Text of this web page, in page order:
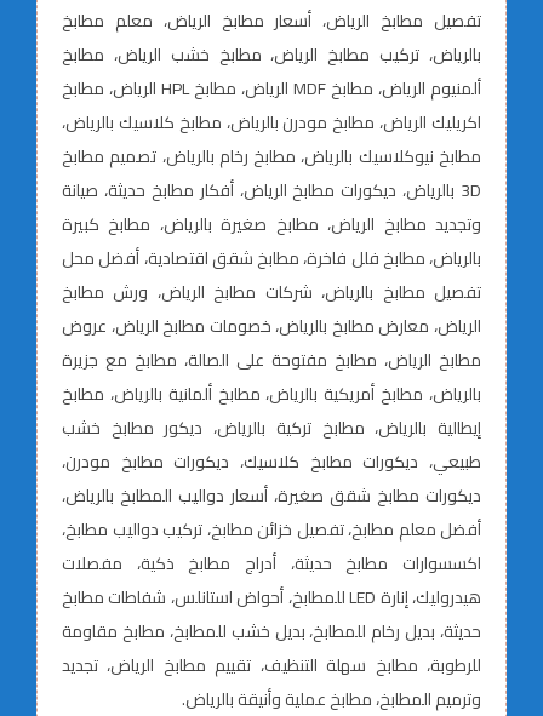
تفصيل مطابخ الرياض، أسعار مطابخ الرياض، معلم مطابخ
بالرياض، تركيب مطابخ الرياض، مطابخ خشب الرياض، مطابخ
ألمنيوم الرياض، مطابخ MDF الرياض، مطابخ HPL الرياض، مطابخ
اكريليك الرياض، مطابخ مودرن بالرياض، مطابخ كلاسيك بالرياض،
مطابخ نيوكلاسيك بالرياض، مطابخ رخام بالرياض، تصميم مطابخ
3D بالرياض، ديكورات مطابخ الرياض، أفكار مطابخ حديثة، صيانة
وتجديد مطابخ الرياض، مطابخ صغيرة بالرياض، مطابخ كبيرة
بالرياض، مطابخ فلل فاخرة، مطابخ شقق اقتصادية، أفضل محل
تفصيل مطابخ بالرياض، شركات مطابخ الرياض، ورش مطابخ
الرياض، معارض مطابخ بالرياض، خصومات مطابخ الرياض، عروض
مطابخ الرياض، مطابخ مفتوحة على الصالة، مطابخ مع جزيرة
بالرياض، مطابخ أمريكية بالرياض، مطابخ ألمانية بالرياض، مطابخ
إيطالية بالرياض، مطابخ تركية بالرياض، ديكور مطابخ خشب
طبيعي، ديكورات مطابخ كلاسيك، ديكورات مطابخ مودرن،
ديكورات مطابخ شقق صغيرة، أسعار دواليب المطابخ بالرياض،
أفضل معلم مطابخ، تفصيل خزائن مطابخ، تركيب دواليب مطابخ،
اكسسوارات مطابخ حديثة، أدراج مطابخ ذكية، مفصلات
هيدروليك، إنارة LED للمطابخ، أحواض استانلس، شفاطات مطابخ
حديثة، بديل رخام للمطابخ، بديل خشب للمطابخ، مطابخ مقاومة
للرطوبة، مطابخ سهلة التنظيف، تقييم مطابخ الرياض، تجديد
وترميم المطابخ، مطابخ عملية وأنيقة بالرياض.